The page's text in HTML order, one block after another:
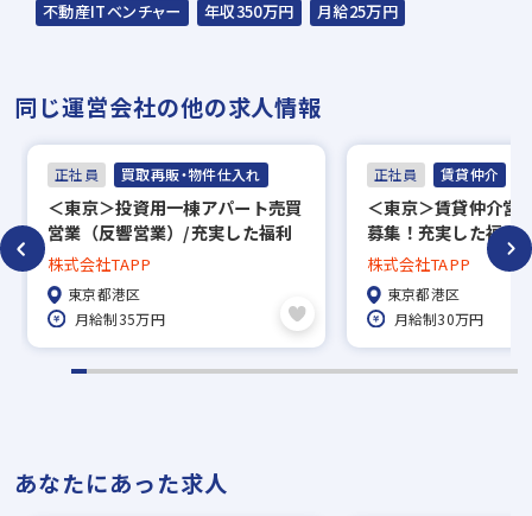
不動産ITベンチャー
年収350万円 月給25万円
同じ運営会社の他の求人情報
正社員 買取再販・物件仕入れ
＜東京＞投資用一棟アパート売買
営業（反響営業）/充実した福利
厚生あり◎/不動産営業経験者の
募集
株式会社TAPP
東京都港区
月給制35万円
正社員 賃貸仲介
＜東京＞賃貸仲介営
募集！充実した福利
すい◎
株式会社TAPP
東京都港区
月給制30万円
あなたにあった求人